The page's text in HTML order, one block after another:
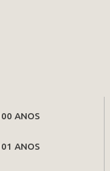
ANOS
ANOS